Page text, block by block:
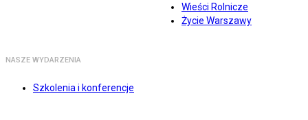
Wieści Rolnicze
Życie Warszawy
NASZE WYDARZENIA
Szkolenia i konferencje